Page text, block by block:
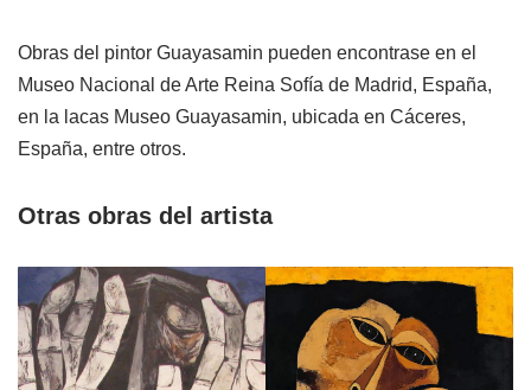
Obras del pintor Guayasamin pueden encontrase en el
Museo Nacional de Arte Reina Sofía de Madrid, España,
en la lacas Museo Guayasamin, ubicada en Cáceres,
España, entre otros.
Otras obras del artista